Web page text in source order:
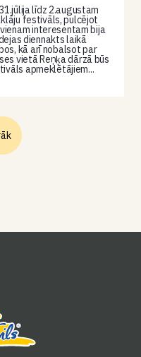
līdz 2.augustam
festivāls, pulcējot
interesentam bija
diennakts laikā
kā arī nobalsot par
vietā Reņķa dārzā būs
apmeklētājiem...